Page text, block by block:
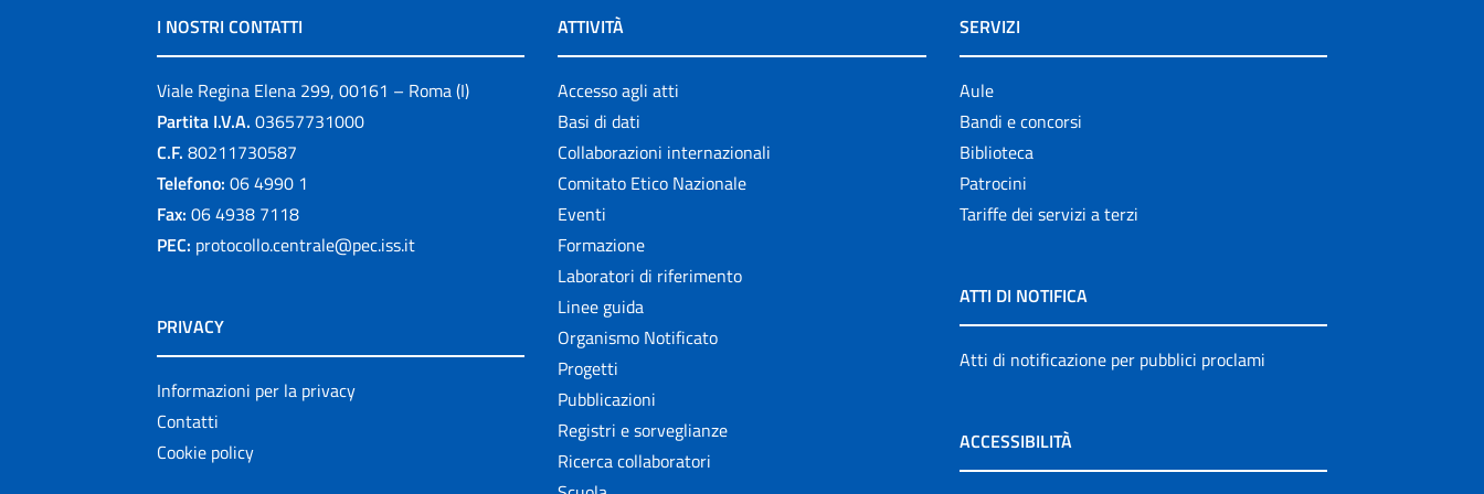
I NOSTRI CONTATTI
Viale Regina Elena 299, 00161 – Roma (I)
Partita I.V.A. 03657731000
C.F. 80211730587
Telefono: 06 4990 1
Fax: 06 4938 7118
PEC: protocollo.centrale@pec.iss.it
PRIVACY
Informazioni per la privacy
Contatti
Cookie policy
ATTIVITÀ
Accesso agli atti
Basi di dati
Collaborazioni internazionali
Comitato Etico Nazionale
Eventi
Formazione
Laboratori di riferimento
Linee guida
Organismo Notificato
Progetti
Pubblicazioni
Registri e sorveglianze
Ricerca collaboratori
SERVIZI
Aule
Bandi e concorsi
Biblioteca
Patrocini
Tariffe dei servizi a terzi
ATTI DI NOTIFICA
Atti di notificazione per pubblici proclami
ACCESSIBILITÀ